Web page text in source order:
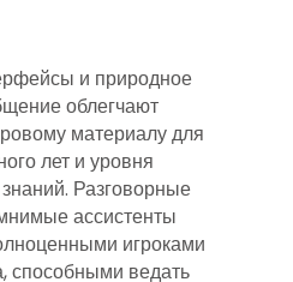
и природное
облегчают
материалу для
лет и уровня
Разговорные
ассистенты
игроками
способными ведать